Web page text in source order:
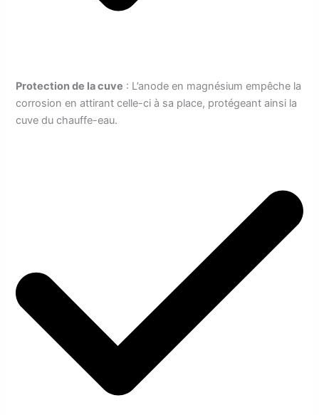
Protection de la cuve : L’anode en magnésium empêche la
corrosion en attirant celle-ci à sa place, protégeant ainsi la
cuve du chauffe-eau.